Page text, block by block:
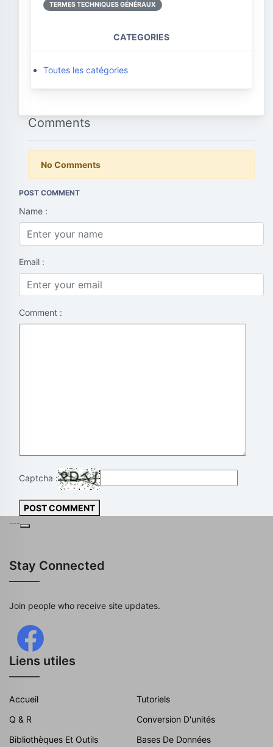
TERMES TECHNIQUES GÉNÉRAUX
CATEGORIES
Toutes les catégories
Comments
No Comments
POST COMMENT
Name :
Email :
Comment :
Captcha :
POST COMMENT
---
Stay Connected
Join people who receive site updates.
Liens utiles
Accueil
Tutoriels
Q & R
Conversion D'unités
Bibliothèques Et Outils
Bases De Données